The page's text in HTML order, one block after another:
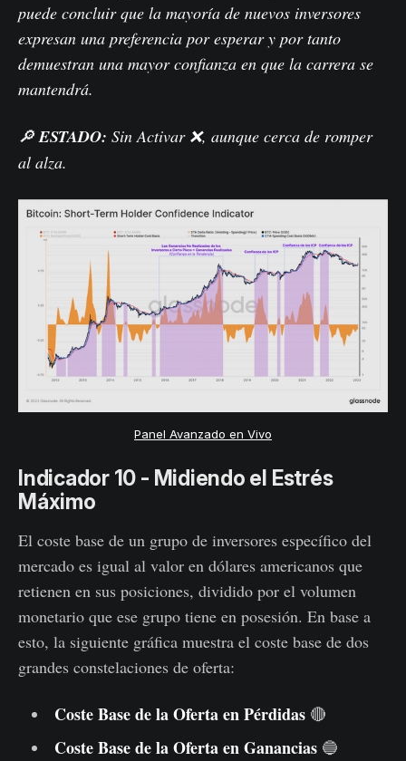
puede concluir que la mayoría de nuevos inversores
expresan una preferencia por esperar y por tanto
demuestran una mayor confianza en que la carrera se
mantendrá.
🔎ESTADO: Sin Activar ❌, aunque cerca de romper
al alza.
Panel Avanzado en Vivo
Indicador 10 - Midiendo el Estrés
Máximo
El coste base de un grupo de inversores específico del
mercado es igual al valor en dólares americanos que
retienen en sus posiciones, dividido por el volumen
monetario que ese grupo tiene en posesión. En base a
esto, la siguiente gráfica muestra el coste base de dos
grandes constelaciones de oferta:
Coste Base de la Oferta en Pérdidas🔴
Coste Base de la Oferta en Ganancias 🔵